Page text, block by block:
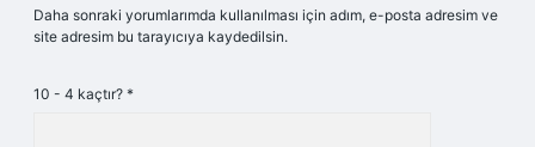
Daha sonraki yorumlarımda kullanılması için adım, e-posta adresim ve
site adresim bu tarayıcıya kaydedilsin.
10 - 4 kaçtır? *